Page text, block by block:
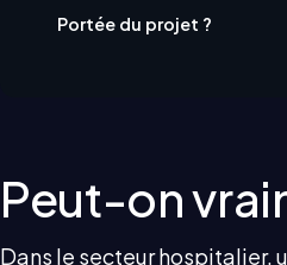
Portée du projet ?
Peut-on
Dans le secteur hospitalier,